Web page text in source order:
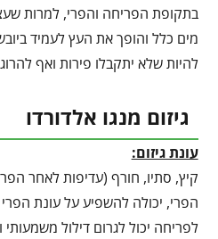
בתקופת הפריחה והפרי, למרות
מים כלל והופך את העץ לעמיד
להיות שלא יתקבלו פירות ואף
גיזום מנגו אלדורדו
עונת גיזום:
קיץ, סתיו, חורף (עדיפות לאחר
הפרי, יכולה להשפיע על עונת הפרי
לפריחה יכול לגרום דילול